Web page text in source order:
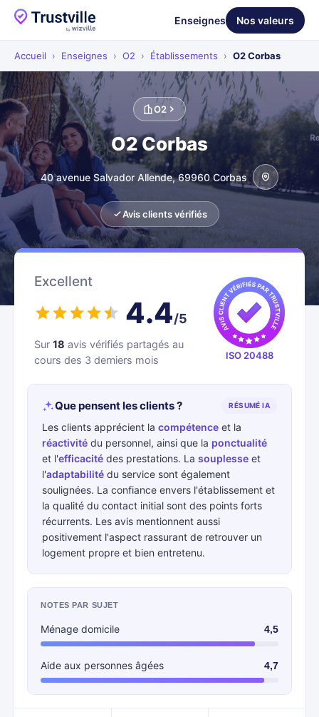
Enseignes Nos valeurs
Accueil › Enseignes › O2 › Établissements › O2 Corbas
O2
O2 Corbas
40 avenue Salvador Allende, 69960 Corbas
Avis clients vérifiés
Excellent
4.4/5
Sur 18 avis vérifiés partagés au
cours des 3 derniers mois
ISO 20488
Que pensent les clients ? RÉSUMÉ IA
Les clients apprécient la compétence et la
réactivité du personnel, ainsi que la ponctualité
et l'efficacité des prestations. La souplesse et
l'adaptabilité du service sont également
soulignées. La confiance envers l'établissement et
la qualité du contact initial sont des points forts
récurrents. Les avis mentionnent aussi
positivement l'aspect rassurant de retrouver un
logement propre et bien entretenu.
NOTES PAR SUJET
Ménage domicile 4,5
Aide aux personnes âgées 4,7